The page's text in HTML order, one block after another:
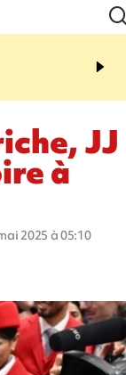
de coups,
JJ
à
2025 à 05:10